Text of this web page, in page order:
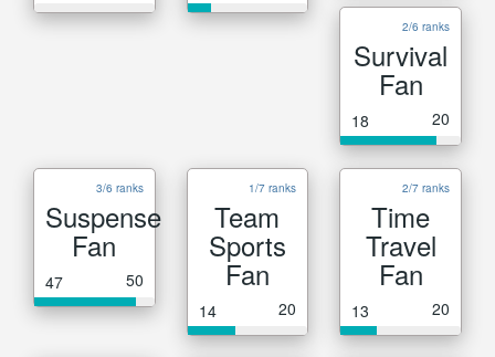
2/6 ranks
Survival
Fan
18 20
3/6 ranks
Suspense
Fan
47 50
1/7 ranks
Team
Sports
Fan
14 20
2/7 ranks
Time
Travel
Fan
13 20